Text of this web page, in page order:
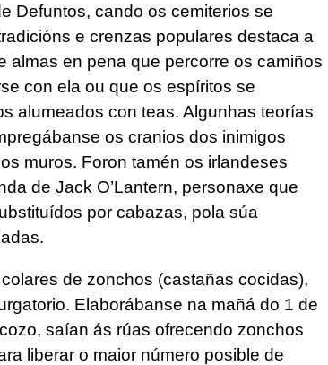
Defuntos, cando os cemiterios se
e crenzas populares destaca a
almas en pena que percorre os camiños
con ela ou que os espíritos se
alumeados con teas. Algunhas teorías
os cranios dos inimigos
muros. Foron tamén os irlandeses
de Jack O’Lantern, personaxe que
por cabazas, pola súa
de zonchos (castañas cocidas),
Elaborábanse na mañá do 1 de
saían ás rúas ofrecendo zonchos
liberar o maior número posible de